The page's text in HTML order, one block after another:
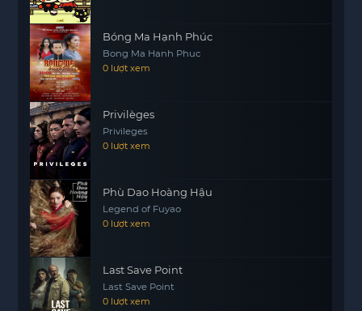
hình.
O’ Romeo không chỉ là một bộ phim giải trí, mà
còn là một tác phẩm nghệ thuật phản ánh những
vấn đề xã hội nghiêm trọng. Qua đó, nó mở ra một
cuộc đối thoại về sự thay đổi và những gì cần phải
được thay đổi trong một thành phố đang trên đà
phát triển như Mumbai.
Với những thông điệp sâu sắc và hình ảnh sống
động, O’ Romeo chắc chắn sẽ để lại ấn tượng
mạnh mẽ trong lòng khán giả, như một lời nhắc
nhở về những gì đã qua và những gì đang
https://mot phim
Bóng Ma Hạnh Phúc
Bong Ma Hanh Phuc
0 lượt xem
Privilèges
Privileges
0 lượt xem
Phù Dao Hoàng Hậu
Legend of Fuyao
0 lượt xem
Last Save Point
Last Save Point
0 lượt xem